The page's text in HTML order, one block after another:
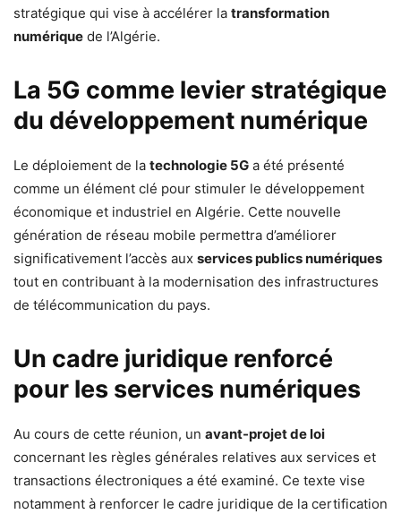
stratégique qui vise à accélérer la transformation
numérique de l’Algérie.
La 5G comme levier stratégique
du développement numérique
Le déploiement de la technologie 5G a été présenté
comme un élément clé pour stimuler le développement
économique et industriel en Algérie. Cette nouvelle
génération de réseau mobile permettra d’améliorer
significativement l’accès aux services publics numériques
tout en contribuant à la modernisation des infrastructures
de télécommunication du pays.
Un cadre juridique renforcé
pour les services numériques
Au cours de cette réunion, un avant-projet de loi
concernant les règles générales relatives aux services et
transactions électroniques a été examiné. Ce texte vise
notamment à renforcer le cadre juridique de la certification